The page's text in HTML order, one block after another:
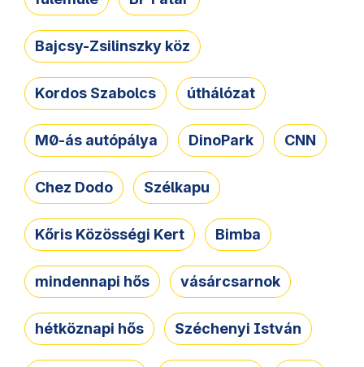
Bajcsy-Zsilinszky köz
Kordos Szabolcs úthálózat
M0-ás autópálya DinoPark CNN
Chez Dodo Szélkapu
Kőris Közösségi Kert Bimba
mindennapi hős vásárcsarnok
hétköznapi hős Széchenyi István